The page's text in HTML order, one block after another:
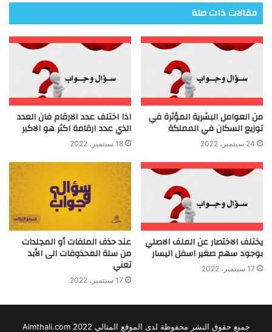
مقالات ذات صلة
من العوامل البشرية المؤثرة في
توزيع السكان في المملكة
24 سبتمبر، 2022
اذا اختلف عدد الارقام فان العدد
الذي عدد ارقامة اكثر هو الاكبر
18 سبتمبر، 2022
يختلف الاختصار عن الملف الاصلي
بوجود سهم صغير اسفل اليسار
17 سبتمبر، 2022
عند حذف الملفات أو المجلدات
من سلة المحذوفات الى الأبد
تعني
17 سبتمبر، 2022
جميع حقوق النشر محفوظة لدى الموقع المثالي 2022 Almthali.com